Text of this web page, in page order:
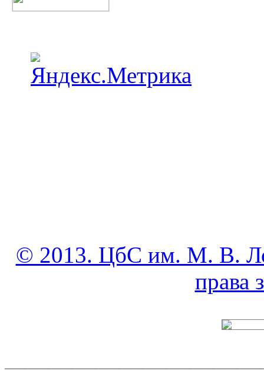
© 2013. ЦбС им. М. В.
права